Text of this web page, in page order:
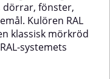
och enkel att
en jämn och naturlig
finish (ca 40 glans)Lång
och mycket god
många olika
fönster,
Kulören RAL
klassisk mörkröd
systemets